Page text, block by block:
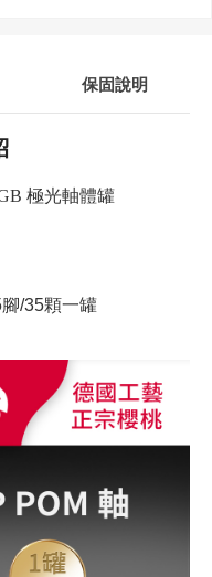
保固說明
極光軸體罐
/35顆一罐